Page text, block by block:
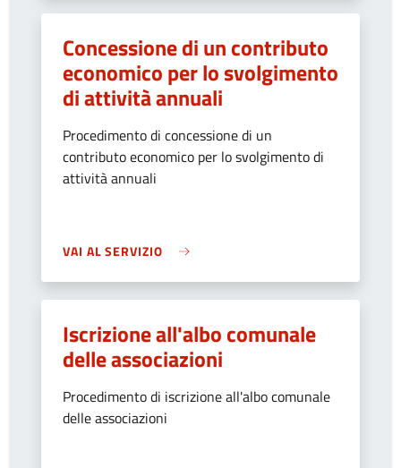
Concessione di un contributo
economico per lo svolgimento
di attività annuali
Procedimento di concessione di un
contributo economico per lo svolgimento di
attività annuali
VAI AL SERVIZIO
Iscrizione all'albo comunale
delle associazioni
Procedimento di iscrizione all'albo comunale
delle associazioni